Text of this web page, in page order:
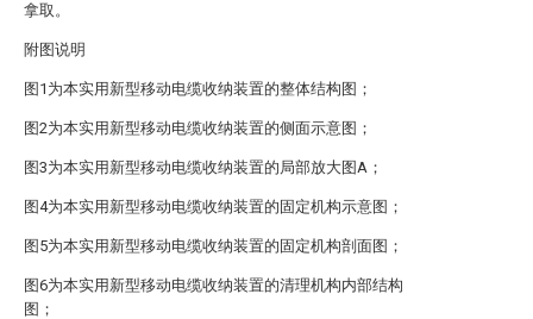
拿取。
附图说明
图1为本实用新型移动电缆收纳装置的整体结构图；
图2为本实用新型移动电缆收纳装置的侧面示意图；
图3为本实用新型移动电缆收纳装置的局部放大图A；
图4为本实用新型移动电缆收纳装置的固定机构示意图；
图5为本实用新型移动电缆收纳装置的固定机构剖面图；
图6为本实用新型移动电缆收纳装置的清理机构内部结构
图；